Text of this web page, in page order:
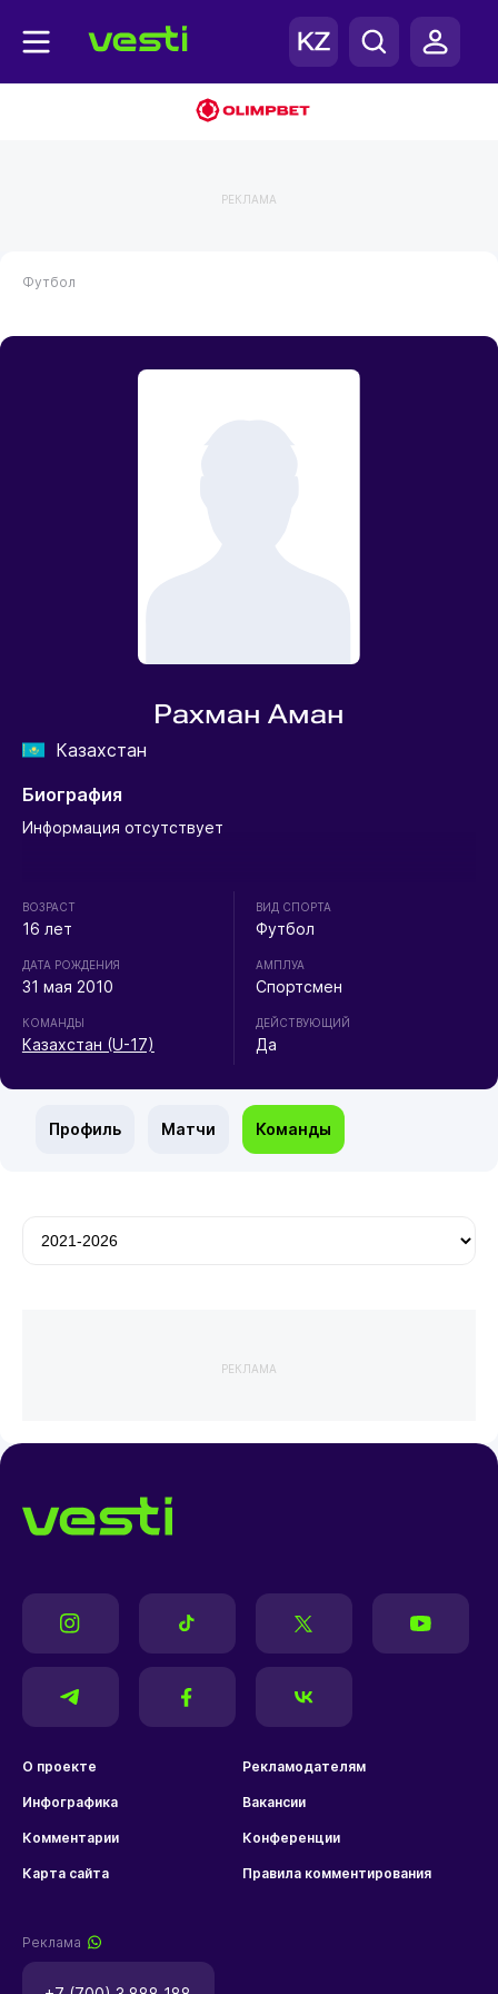
РЕКЛАМА
Футбол
Рахман Аман
Казахстан
Биография
Информация отсутствует
ВОЗРАСТ
16 лет
ДАТА РОЖДЕНИЯ
31 мая 2010
КОМАНДЫ
Казахстан (U-17)
ВИД СПОРТА
Футбол
АМПЛУА
Спортсмен
ДЕЙСТВУЮЩИЙ
Да
Профиль Матчи Команды
РЕКЛАМА
О проекте Рекламодателям
Инфографика Вакансии
Комментарии Конференции
Карта сайта Правила комментирования
Реклама